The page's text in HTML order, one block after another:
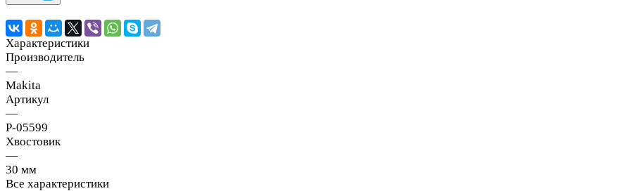
Характеристики
Производитель
—
Makita
Артикул
—
P-05599
Хвостовик
—
30 мм
Все характеристики